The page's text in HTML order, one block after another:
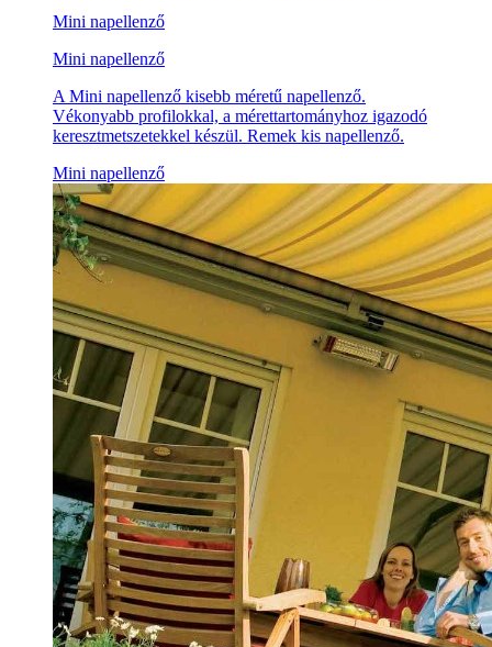
Mini napellenző
Mini napellenző
A Mini napellenző kisebb méretű napellenző.
Vékonyabb profilokkal, a mérettartományhoz igazodó
keresztmetszetekkel készül. Remek kis napellenző.
Mini napellenző